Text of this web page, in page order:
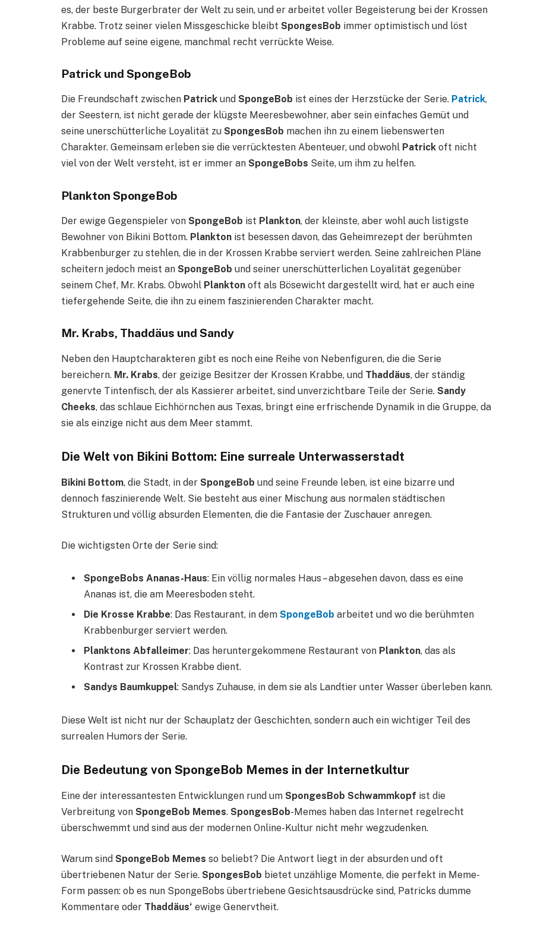
es, der beste Burgerbrater der Welt zu sein, und er arbeitet voller Begeisterung bei der Krossen
Krabbe. Trotz seiner vielen Missgeschicke bleibt SpongesBob immer optimistisch und löst
Probleme auf seine eigene, manchmal recht verrückte Weise.
Patrick und SpongeBob
Die Freundschaft zwischen Patrick und SpongeBob ist eines der Herzstücke der Serie. Patrick,
der Seestern, ist nicht gerade der klügste Meeresbewohner, aber sein einfaches Gemüt und
seine unerschütterliche Loyalität zu SpongesBob machen ihn zu einem liebenswerten
Charakter. Gemeinsam erleben sie die verrücktesten Abenteuer, und obwohl Patrick oft nicht
viel von der Welt versteht, ist er immer an SpongeBobs Seite, um ihm zu helfen.
Plankton SpongeBob
Der ewige Gegenspieler von SpongeBob ist Plankton, der kleinste, aber wohl auch listigste
Bewohner von Bikini Bottom. Plankton ist besessen davon, das Geheimrezept der berühmten
Krabbenburger zu stehlen, die in der Krossen Krabbe serviert werden. Seine zahlreichen Pläne
scheitern jedoch meist an SpongeBob und seiner unerschütterlichen Loyalität gegenüber
seinem Chef, Mr. Krabs. Obwohl Plankton oft als Bösewicht dargestellt wird, hat er auch eine
tiefergehende Seite, die ihn zu einem faszinierenden Charakter macht.
Mr. Krabs, Thaddäus und Sandy
Neben den Hauptcharakteren gibt es noch eine Reihe von Nebenfiguren, die die Serie
bereichern. Mr. Krabs, der geizige Besitzer der Krossen Krabbe, und Thaddäus, der ständig
genervte Tintenfisch, der als Kassierer arbeitet, sind unverzichtbare Teile der Serie. Sandy
Cheeks, das schlaue Eichhörnchen aus Texas, bringt eine erfrischende Dynamik in die Gruppe, da
sie als einzige nicht aus dem Meer stammt.
Die Welt von Bikini Bottom: Eine surreale Unterwasserstadt
Bikini Bottom, die Stadt, in der SpongeBob und seine Freunde leben, ist eine bizarre und
dennoch faszinierende Welt. Sie besteht aus einer Mischung aus normalen städtischen
Strukturen und völlig absurden Elementen, die die Fantasie der Zuschauer anregen.
Die wichtigsten Orte der Serie sind:
SpongeBobs Ananas-Haus: Ein völlig normales Haus – abgesehen davon, dass es eine
Ananas ist, die am Meeresboden steht.
Die Krosse Krabbe: Das Restaurant, in dem SpongeBob arbeitet und wo die berühmten
Krabbenburger serviert werden.
Planktons Abfalleimer: Das heruntergekommene Restaurant von Plankton, das als
Kontrast zur Krossen Krabbe dient.
Sandys Baumkuppel: Sandys Zuhause, in dem sie als Landtier unter Wasser überleben kann.
Diese Welt ist nicht nur der Schauplatz der Geschichten, sondern auch ein wichtiger Teil des
surrealen Humors der Serie.
Die Bedeutung von SpongeBob Memes in der Internetkultur
Eine der interessantesten Entwicklungen rund um SpongesBob Schwammkopf ist die
Verbreitung von SpongeBob Memes. SpongesBob-Memes haben das Internet regelrecht
überschwemmt und sind aus der modernen Online-Kultur nicht mehr wegzudenken.
Warum sind SpongeBob Memes so beliebt? Die Antwort liegt in der absurden und oft
übertriebenen Natur der Serie. SpongesBob bietet unzählige Momente, die perfekt in Meme-
Form passen: ob es nun SpongeBobs übertriebene Gesichtsausdrücke sind, Patricks dumme
Kommentare oder Thaddäus‘ ewige Genervtheit.